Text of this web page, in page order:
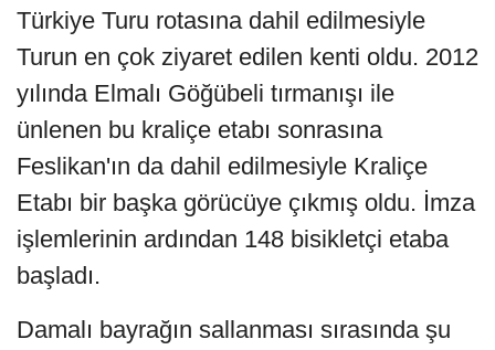
Türkiye Turu rotasına dahil edilmesiyle
Turun en çok ziyaret edilen kenti oldu. 2012
yılında Elmalı Göğübeli tırmanışı ile
ünlenen bu kraliçe etabı sonrasına
Feslikan'ın da dahil edilmesiyle Kraliçe
Etabı bir başka görücüye çıkmış oldu. İmza
işlemlerinin ardından 148 bisikletçi etaba
başladı.
Damalı bayrağın sallanması sırasında şu